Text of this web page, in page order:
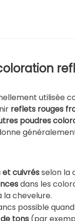
utilisée
reflets rouges
poudres
cuivrésselon la
dans les
la chevelure.
possible